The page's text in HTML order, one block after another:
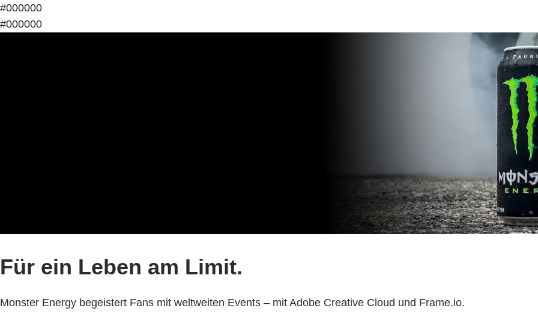
#000000
#000000
Für ein Leben am Limit.
Monster Energy begeistert Fans mit weltweiten Events – mit Adobe Creative Cloud und Frame.io.